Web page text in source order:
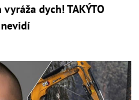
dych! TAKÝTO